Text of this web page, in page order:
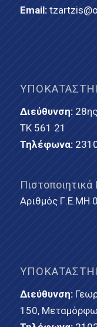
Email:
Διεύθυνση:
ΤΚ 561 21
Τηλέφωνα:
Πιστοποιητικά
Αριθμός Γ.Ε.ΜΗ
Διεύθυνση:
150,